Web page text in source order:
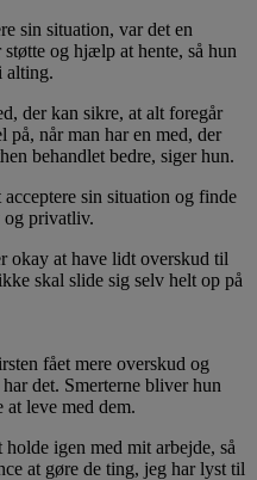
sin situation, var det en
og hjælp at hente, så hun
alting.
der kan sikre, at alt foregår
når man har en med, der
behandlet bedre, siger hun.
sin situation og finde
og privatliv.
okay at have lidt overskud til
skal slide sig selv helt op på
fået mere overskud og
det. Smerterne bliver hun
leve med dem.
igen med mit arbejde, så
at gøre de ting, jeg har lyst til